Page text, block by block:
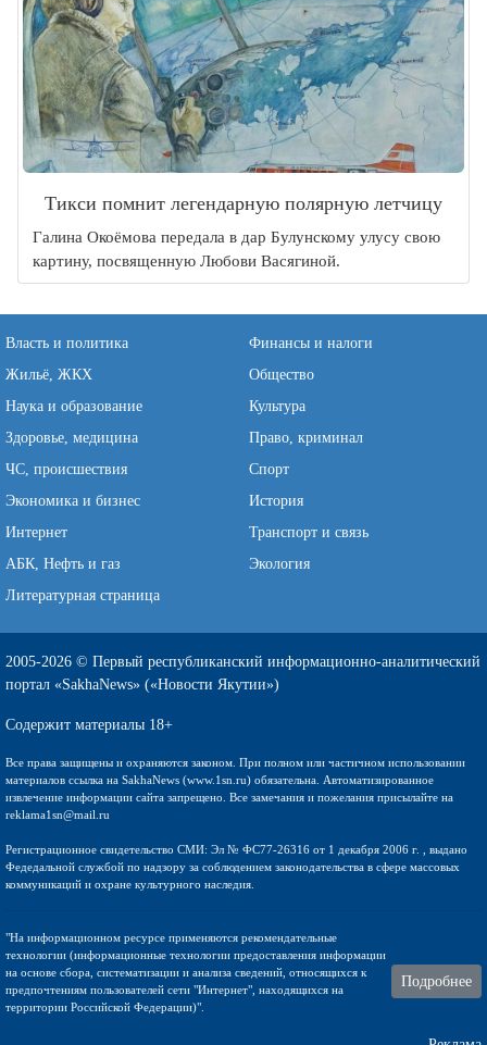
Тикси помнит легендарную полярную летчицу
Галина Окоёмова передала в дар Булунскому улусу свою
картину, посвященную Любови Васягиной.
Власть и политика
Финансы и налоги
Жильё, ЖКХ
Общество
Наука и образование
Культура
Здоровье, медицина
Право, криминал
ЧС, происшествия
Спорт
Экономика и бизнес
История
Интернет
Транспорт и связь
АБК, Нефть и газ
Экология
Литературная страница
2005-2026 © Первый республиканский информационно-аналитический
портал «SakhaNews» («Новости Якутии»)
Содержит материалы 18+
Все права защищены и охраняются законом. При полном или частичном использовании
материалов ссылка на SakhaNews (www.1sn.ru) обязательна. Автоматизированное
извлечение информации сайта запрещено. Все замечания и пожелания присылайте на
reklama1sn@mail.ru
Регистрационное свидетельство СМИ: Эл № ФС77-26316 от 1 декабря 2006 г. , выдано
Федедальной службой по надзору за соблюдением законодательства в сфере массовых
коммуникаций и охране культурного наследия.
"На информационном ресурсе применяются рекомендательные
технологии (информационные технологии предоставления информации
на основе сбора, систематизации и анализа сведений, относящихся к
предпочтениям пользователей сети "Интернет", находящихся на
территории Российской Федерации)".
Подробнее